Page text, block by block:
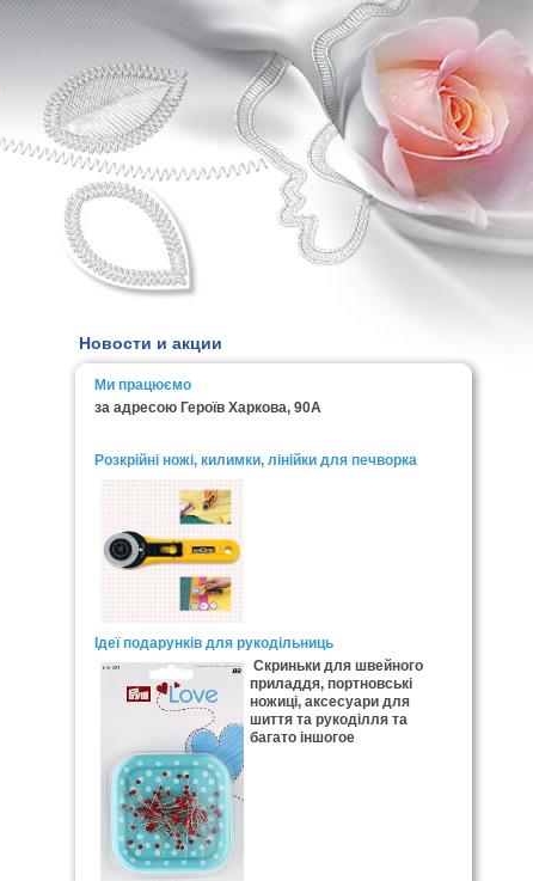
Новости и акции
Ми працюємо
за адресою Героїв Харкова, 90А
Розкрійні ножі, килимки, лінійки для печворка
Ідеї подарунків для рукодільниць
Скриньки для швейного
приладдя, портновські
ножиці, аксесуари для
шиття та рукоділля та
багато іншогое